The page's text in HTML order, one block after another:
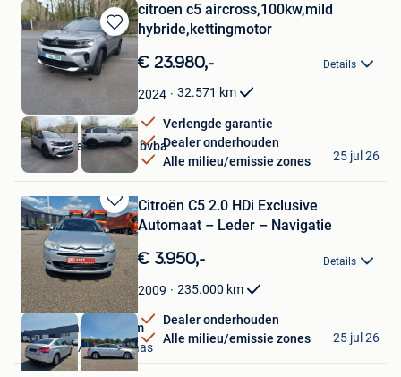
Bewaren
in
Mijn
Favorieten
citroen c5 aircross,100kw,mild
hybride,kettingmotor
€ 23.980,- Details
2024 32.571 km
Verlengde garantie
Dealer onderhouden
Alle milieu/emissie zones
autohandel vermote bvba
Wevelgem
25 jul 26
Bewaren
in
Mijn
Favorieten
Citroën C5 2.0 HDi Exclusive
Automaat – Leder – Navigatie
€ 3.950,- Details
2009 235.000 km
Dealer onderhouden
Alle milieu/emissie zones
Garage van Hozeham
Mechelen-Aan-De-Maas
25 jul 26